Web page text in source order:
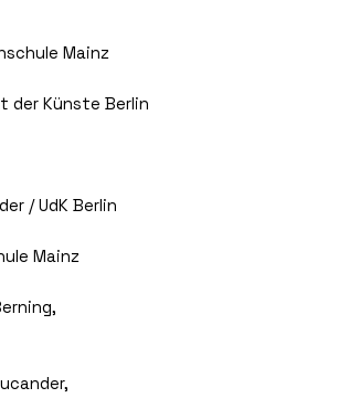
Mainz
der Künste Berlin
/ UdK Berlin
Mainz